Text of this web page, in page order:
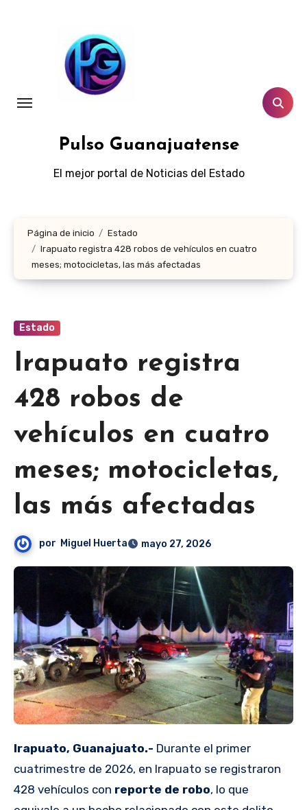
Pulso Guanajuatense
El mejor portal de Noticias del Estado
Página de inicio
Estado
Irapuato registra 428 robos de vehículos en cuatro
meses; motocicletas, las más afectadas
Estado
Irapuato registra
428 robos de
vehículos en cuatro
meses; motocicletas,
las más afectadas
por Miguel Huerta mayo 27, 2026
Irapuato, Guanajuato.- Durante el primer
cuatrimestre de 2026, en Irapuato se registraron
428 vehículos con reporte de robo, lo que